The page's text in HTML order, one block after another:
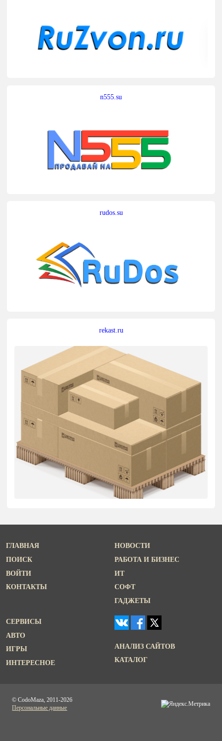
n555.su
rudos.su
rekast.ru
ГЛАВНАЯ
ПОИСК
ВОЙТИ
КОНТАКТЫ
НОВОСТИ
РАБОТА И БИЗНЕС
ИТ
СОФТ
ГАДЖЕТЫ
СЕРВИСЫ
АВТО
ИГРЫ
ИНТЕРЕСНОЕ
АНАЛИЗ САЙТОВ
КАТАЛОГ
© CodoMaza, 2011-2026
Персональные данные